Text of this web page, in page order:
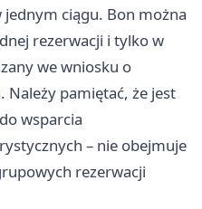
jednym ciągu. Bon można
rezerwacji i tylko w
we wniosku o
Należy pamiętać, że jest
wsparcia
– nie obejmuje
rezerwacji